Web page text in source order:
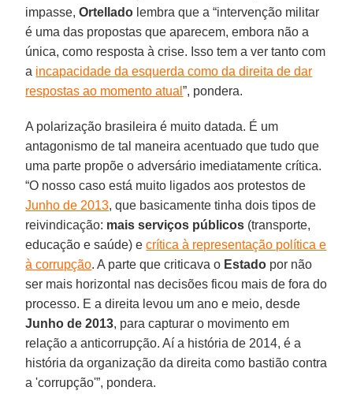
impasse,Ortellado lembra que a “intervenção militar
é uma das propostas que aparecem, embora não a
única, como resposta à crise. Isso tem a ver tanto com
a incapacidade da esquerda como da direita de dar
respostas ao momento atual”, pondera.
A polarização brasileira é muito datada. É um
antagonismo de tal maneira acentuado que tudo que
uma parte propõe o adversário imediatamente crítica.
“O nosso caso está muito ligados aos protestos de
Junho de 2013, que basicamente tinha dois tipos de
reivindicação: mais serviços públicos (transporte,
educação e saúde) ecrítica à representação política e
à corrupção. A parte que criticava o Estado por não
ser mais horizontal nas decisões ficou mais de fora do
processo. E a direita levou um ano e meio, desde
Junho de 2013, para capturar o movimento em
relação a anticorrupção. Aí a história de 2014, é a
história da organização da direita como bastião contra
a 'corrupção'”, pondera.